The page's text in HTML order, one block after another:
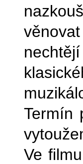
Termín
Ve